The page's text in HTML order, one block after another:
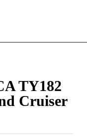
TY182
Cruiser